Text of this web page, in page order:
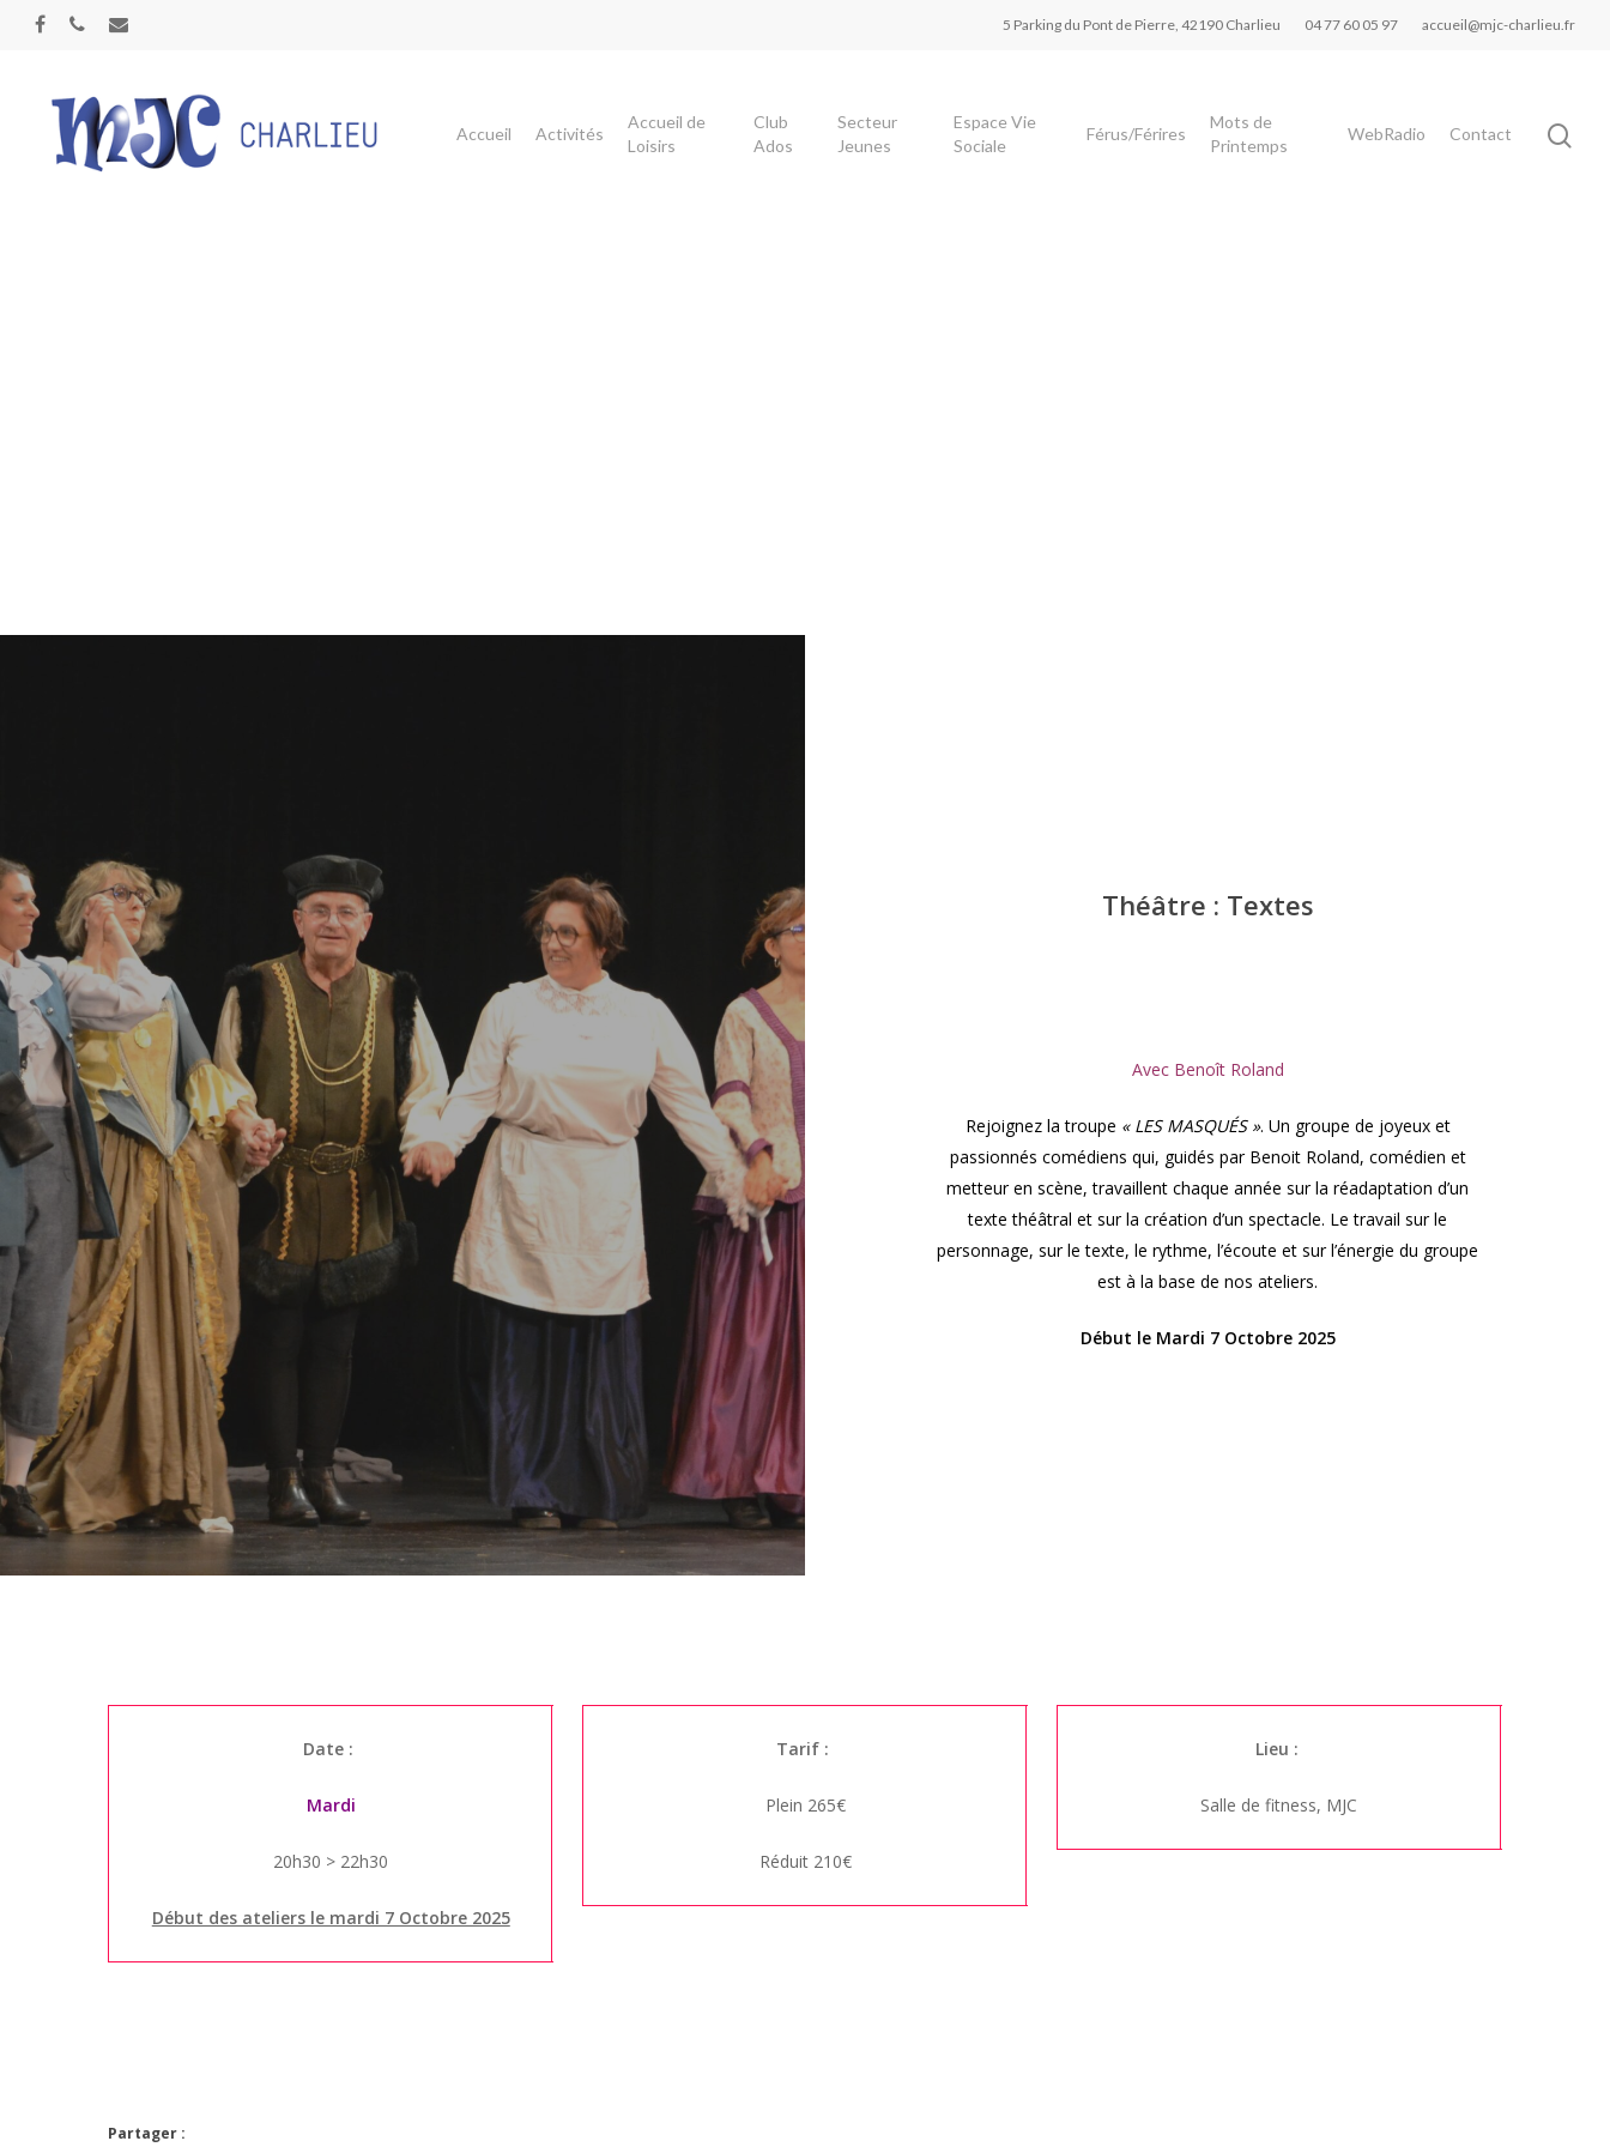
5 Parking du Pont de Pierre, 42190 Charlieu 04 77 60 05 97 accueil@mjc-charlieu.fr
Accueil Activités
Accueil de
Loisirs
Club
Ados
Secteur
Jeunes
Espace Vie
Sociale
Férus/Férires
Mots de
Printemps
WebRadio Contact
Théâtre : Textes
Avec Benoît Roland
Rejoignez la troupe « LES MASQUÉS ». Un groupe de joyeux et
passionnés comédiens qui, guidés par Benoit Roland, comédien et
metteur en scène, travaillent chaque année sur la réadaptation d’un
texte théâtral et sur la création d’un spectacle. Le travail sur le
personnage, sur le texte, le rythme, l’écoute et sur l’énergie du groupe
est à la base de nos ateliers.
Début le Mardi 7 Octobre 2025
Date :
Mardi
20h30 > 22h30
Début des ateliers le mardi 7 Octobre 2025
Tarif :
Plein 265€
Réduit 210€
Lieu :
Salle de fitness, MJC
Partager :
Panneau de gestion des cookies